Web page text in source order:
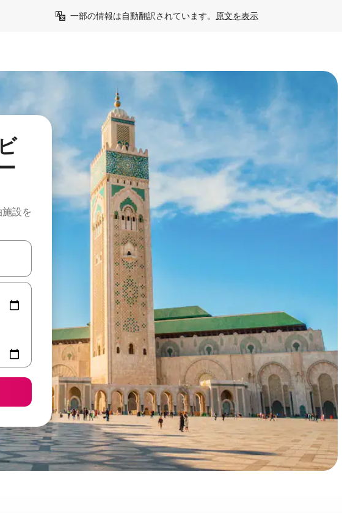
一部の情報は自動翻訳されています。 原文を表示
設を
て移動するか、画面をタッチまたはスワイプして検索結果を確認することができます。